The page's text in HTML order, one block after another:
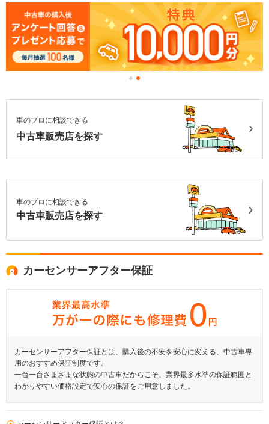
車のプロに相談できる
中古車販売店を探す
車のプロに相談できる
中古車販売店を探す
カーセンサーアフター保証
カーセンサーアフター保証とは、購入後の不安を安心に変える、中古車専
用のおすすめ保証制度です。
一台一台さまざまな状態の中古車だからこそ、業界最多水準の保証範囲と
わかりやすい価格設定で安心の保証をご用意しました。